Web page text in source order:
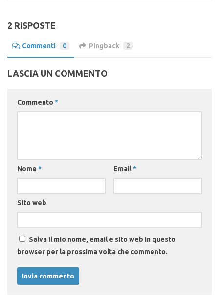
2 RISPOSTE
Commenti 0 Pingback 2
LASCIA UN COMMENTO
Commento *
Nome * Email*
Sito web
Salva il mio nome, email e sito web in questo
browser per la prossima volta che commento.